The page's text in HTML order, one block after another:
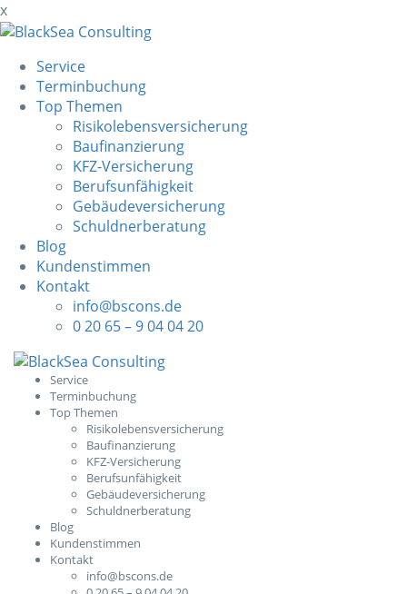
x
Service
Terminbuchung
Top Themen
Risikolebensversicherung
Baufinanzierung
KFZ-Versicherung
Berufsunfähigkeit
Gebäudeversicherung
Schuldnerberatung
Blog
Kundenstimmen
Kontakt
info@bscons.de
0 20 65 – 9 04 04 20
Skip
content
Service
Terminbuchung
Top Themen
Risikolebensversicherung
Baufinanzierung
KFZ-Versicherung
Berufsunfähigkeit
Gebäudeversicherung
Schuldnerberatung
Blog
Kundenstimmen
Kontakt
info@bscons.de